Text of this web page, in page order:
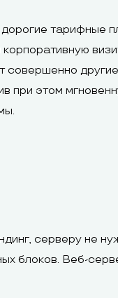
тарифные
совершенно
при этом
серверу не
блоков. Веб-